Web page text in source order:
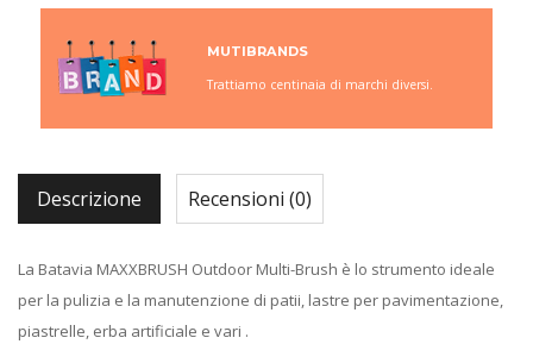
MUTIBRANDS
Trattiamo centinaia di marchi diversi.
Descrizione Recensioni (0)
La Batavia MAXXBRUSH Outdoor Multi-Brush è lo strumento ideale
per la pulizia e la manutenzione di patii, lastre per pavimentazione,
piastrelle, erba artificiale e vari .